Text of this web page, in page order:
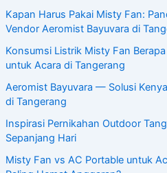
Kapan Harus Pakai Misty Fan:
Vendor Aeromist Bayuvara di
Konsumsi Listrik Misty Fan
untuk Acara di Tangerang
Aeromist Bayuvara — Solusi
di Tangerang
Inspirasi Pernikahan Outdoor
Sepanjang Hari
Misty Fan vs AC Portable untuk